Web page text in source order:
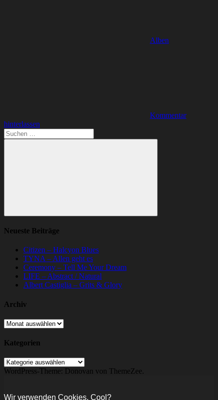
Alben
Kommentar
hinterlassen
Suchen
nach:
Suchen
Neueste Beiträge
Citizen – Halcyon Blues
TYNA – Allen geht es
Ceremony – Tell Me Your Dream
LIFE – Abstract / Natural
Albert Castiglia – Grits & Glory
Archiv
Archiv
Kategorien
Kategorien
WordPress-Theme: Donovan von ThemeZee.
Wir verwenden Cookies. Cool?